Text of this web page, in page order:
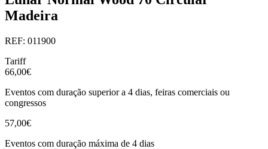
Madeira
REF: 011900
Tariff
66,00€
Eventos com duração superior a 4 dias, feiras comerciais ou
congressos
57,00€
Eventos com duração máxima de 4 dias